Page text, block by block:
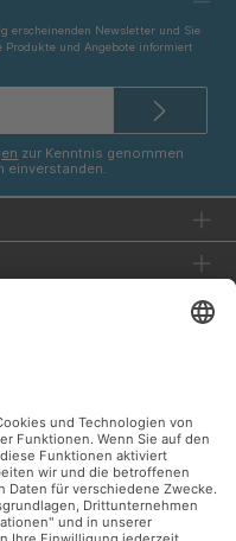
erscheinenden Newsletter und Sie
und Angebote informiert
zur Kenntnis genommen
einverstanden.